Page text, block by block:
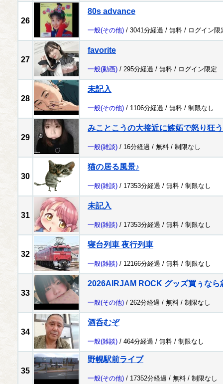
26
80s advance
一般(その他) / 3041分経過 / 無料 / ログイン限
27
favorite
一般(動画) / 295分経過 / 無料 / ログイン限定
28
未記入
一般(その他) / 1106分経過 / 無料 / 制限なし
29
みことこうの大接近に嫉妬で怒り狂う
一般(雑談) / 16分経過 / 無料 / 制限なし
30
猫の居る風景♪
一般(雑談) / 17353分経過 / 無料 / 制限なし
31
未記入
一般(雑談) / 17353分経過 / 無料 / 制限なし
32
寝台列車 夜行列車
一般(雑談) / 12166分経過 / 無料 / 制限なし
33
2026AIRJAM ROCK グッズ買ぅなら
一般(その他) / 262分経過 / 無料 / 制限なし
34
酒呑むぞ
一般(雑談) / 464分経過 / 無料 / 制限なし
35
野幌駅前ライブ
一般(その他) / 17352分経過 / 無料 / 制限なし